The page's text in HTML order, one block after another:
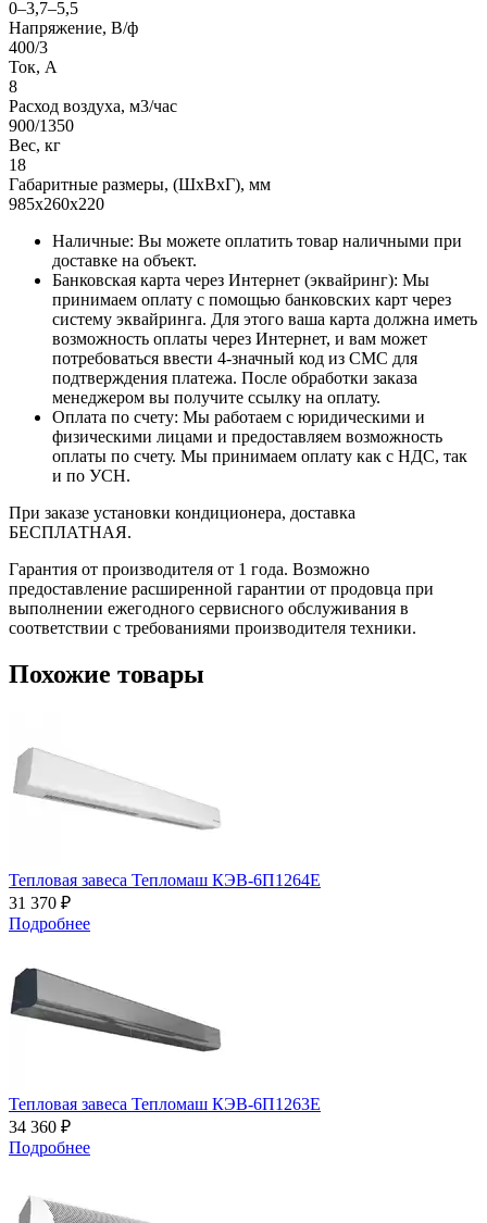
0–3,7–5,5
Напряжение, В/ф
400/3
Ток, А
8
Расход воздуха, м3/час
900/1350
Вес, кг
18
Габаритные размеры, (ШxВxГ), мм
985x260x220
Наличные: Вы можете оплатить товар наличными при
доставке на объект.
Банковская карта через Интернет (эквайринг): Мы
принимаем оплату с помощью банковских карт через
систему эквайринга. Для этого ваша карта должна иметь
возможность оплаты через Интернет, и вам может
потребоваться ввести 4-значный код из СМС для
подтверждения платежа. После обработки заказа
менеджером вы получите ссылку на оплату.
Оплата по счету: Мы работаем с юридическими и
физическими лицами и предоставляем возможность
оплаты по счету. Мы принимаем оплату как с НДС, так
и по УСН.
При заказе установки кондиционера, доставка
БЕСПЛАТНАЯ.
Гарантия от производителя от 1 года. Возможно
предоставление расширенной гарантии от продовца при
выполнении ежегодного сервисного обслуживания в
соответствии с требованиями производителя техники.
Похожие товары
Тепловая завеса Тепломаш КЭВ-6П1264Е
31 370 ₽
Подробнее
Тепловая завеса Тепломаш КЭВ-6П1263Е
34 360 ₽
Подробнее